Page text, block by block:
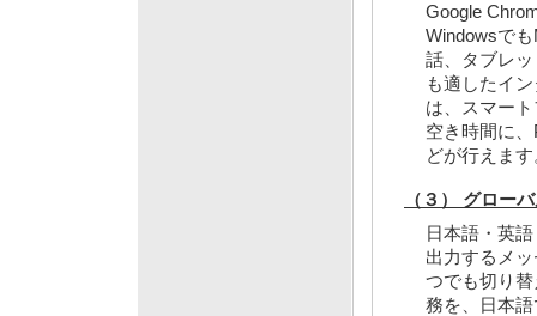
Google
Windowsで
話、タブレ
も適したイ
は、スマー
空き時間に
どが行えま
（３） グロー
日本語・英
出力するメ
つでも切り
務を、日本